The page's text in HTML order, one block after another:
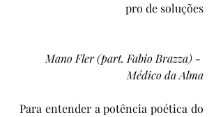
pro de soluções
Mano Fler (part. Fabio Brazza) -
Médico da Alma